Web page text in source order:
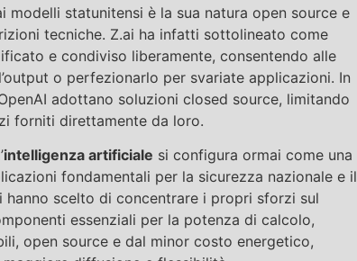
modelli statunitensi è la sua natura open source e
tecniche. Z.ai ha infatti sottolineato come
e condiviso liberamente, consentendo alle
o perfezionarlo per svariate applicazioni. In
adottano soluzioni closed source, limitando
forniti direttamente da loro.
intelligenza artificiale si configura ormai come una
fondamentali per la sicurezza nazionale e il
hanno scelto di concentrare i propri sforzi sul
essenziali per la potenza di calcolo,
open source e dal minor costo energetico,